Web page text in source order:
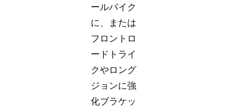
ールバイク
に、または
フロントロ
ードトライ
クやロング
ジョンに強
化ブラケッ